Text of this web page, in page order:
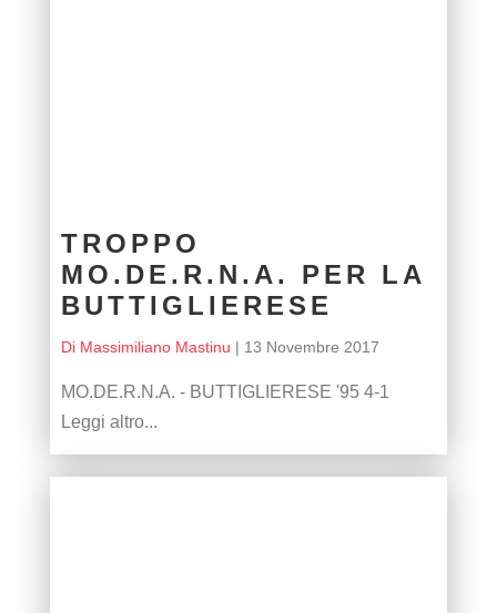
TROPPO
MO.DE.R.N.A. PER LA
BUTTIGLIERESE
Di Massimiliano Mastinu | 13 Novembre 2017
MO.DE.R.N.A. - BUTTIGLIERESE '95 4-1
Leggi altro...